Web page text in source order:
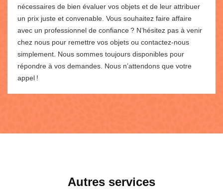
nécessaires de bien évaluer vos objets et de leur attribuer
un prix juste et convenable. Vous souhaitez faire affaire
avec un professionnel de confiance ? N’hésitez pas à venir
chez nous pour remettre vos objets ou contactez-nous
simplement. Nous sommes toujours disponibles pour
répondre à vos demandes. Nous n’attendons que votre
appel !
Autres services